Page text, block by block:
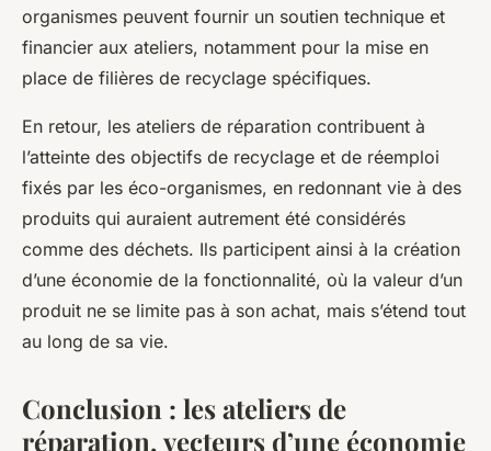
organismes peuvent fournir un soutien technique et
financier aux ateliers, notamment pour la mise en
place de filières de recyclage spécifiques.
En retour, les ateliers de réparation contribuent à
l’atteinte des objectifs de recyclage et de réemploi
fixés par les éco-organismes, en redonnant vie à des
produits qui auraient autrement été considérés
comme des déchets. Ils participent ainsi à la création
d’une économie de la fonctionnalité, où la valeur d’un
produit ne se limite pas à son achat, mais s’étend tout
au long de sa vie.
Conclusion : les ateliers de
réparation, vecteurs d’une économie